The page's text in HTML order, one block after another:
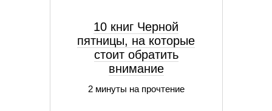
10 книг Черной
пятницы, на которые
стоит обратить
внимание
2 минуты на прочтение